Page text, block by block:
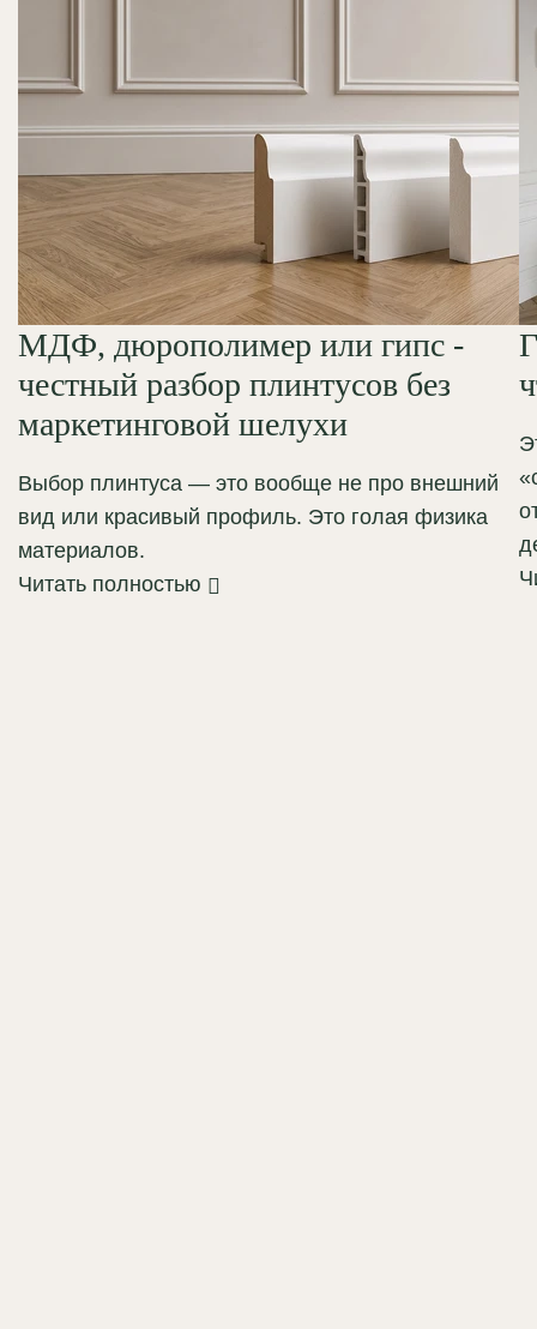
МДФ, дюрополимер или гипс -
честный разбор плинтусов без
маркетинговой шелухи
Выбор плинтуса — это вообще не про внешний
вид или красивый профиль. Это голая физика
материалов.
Читать полностью